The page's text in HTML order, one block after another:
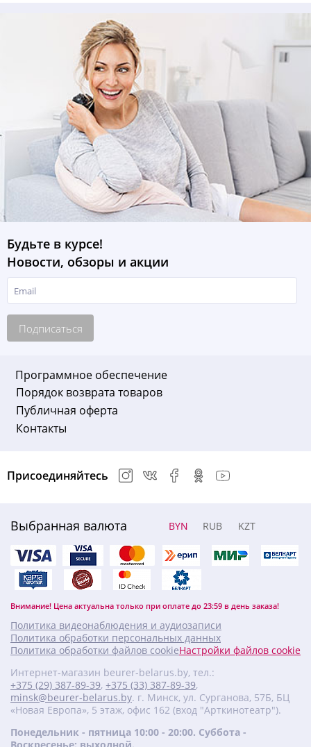
Будьте в курсе!
Новости, обзоры и акции
Подписаться
Программное обеспечение
Порядок возврата товаров
Публичная оферта
Контакты
Выбранная валюта BYN RUB KZT
Внимание! Цена актуальна только при оплате до 23:59 в день заказа!
Присоединяйтесь
Политика видеонаблюдения и аудиозаписи
Политика обработки персональных данных
Политика обработки файлов cookieНастройки файлов cookie
Интернет-магазин beurer-belarus.by, тел.:
+375 (29) 387-89-39, +375 (33) 387-89-39,
minsk@beurer-belarus.by. г. Минск, ул. Сурганова, 57Б, БЦ
«Новая Европа», 5 этаж, офис 162 (вход "Арткинотеатр").
Понедельник - пятница 10:00 - 20:00. Суббота -